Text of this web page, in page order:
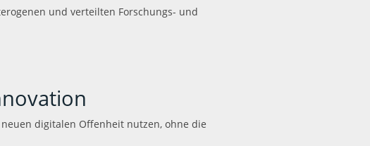
und verteilten Forschungs- und
digitalen Offenheit nutzen, ohne die